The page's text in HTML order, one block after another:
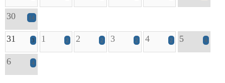
30 14
31 3 1 2 2 2 3 2 4 2 5 4
6 4